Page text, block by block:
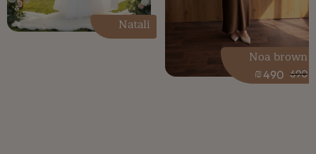
690
490
₪
Noa brown
Natali